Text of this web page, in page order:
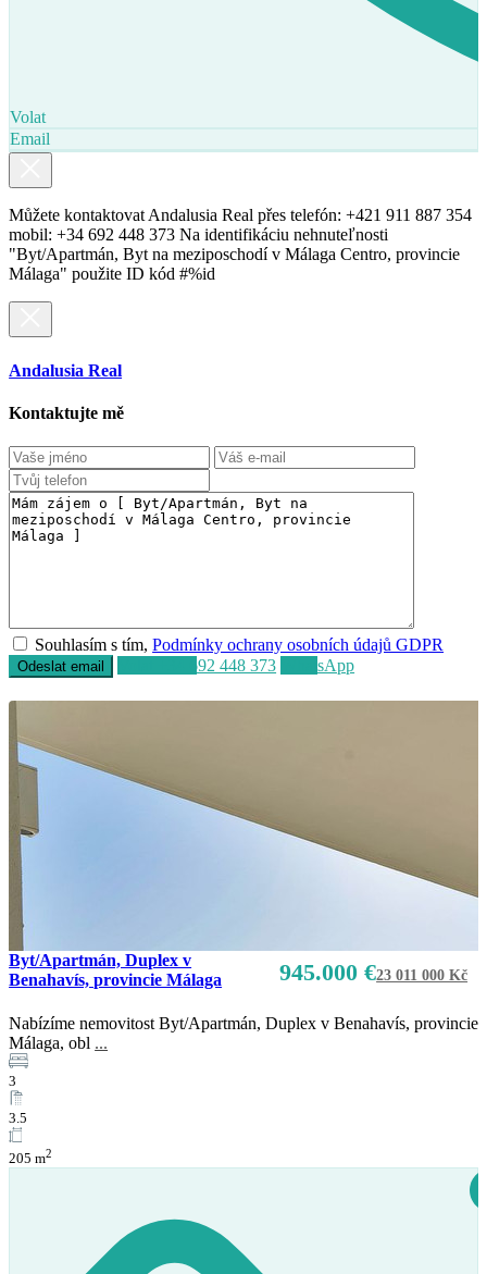
Prodej
K dispozici
Volat
Email
Můžete kontaktovat Andalusia Real přes telefón: +421 911 887 354
mobil: +34 692 448 373 Na identifikáciu nehnuteľnosti
"Byt/Apartmán, Byt na meziposchodí v Málaga Centro, provincie
Málaga" použite ID kód #%id
Andalusia Real
Kontaktujte mě
Souhlasím s tím,Podmínky ochrany osobních údajů GDPR
+34 692 448 373 WhatsApp
945.000 €23 011 000 Kč
Byt/Apartmán, Duplex v
Benahavís, provincie Málaga
Nabízíme nemovitost Byt/Apartmán, Duplex v Benahavís, provincie
Málaga, obl ...
3
3.5
205 m2